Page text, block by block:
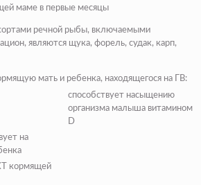
речной рыбы, включаемыми
являются щука, форель, судак, карп,
мать и ребенка, находящегося на ГВ:
способствует насыщению
организма малыша витамином
D
на
кормящей